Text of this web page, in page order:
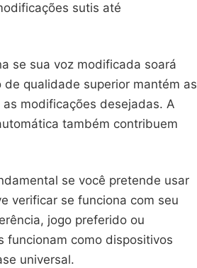
sutis até
se sua voz modificada soará
qualidade superior mantém as
modificações desejadas. A
também contribuem
se você pretende usar
verificar se funciona com seu
jogo preferido ou
funcionam como dispositivos
universal.